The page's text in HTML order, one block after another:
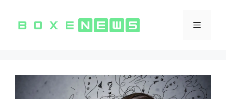
contenuto
Menu